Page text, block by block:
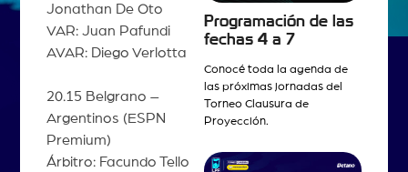
Jonathan De Oto
VAR: Juan Pafundi
AVAR: Diego Verlotta
20.15 Belgrano –
Argentinos (ESPN
Premium)
Árbitro: Facundo Tello
Programación de las
fechas 4 a 7
Conocé toda la agenda de
las próximas jornadas del
Torneo Clausura de
Proyección.